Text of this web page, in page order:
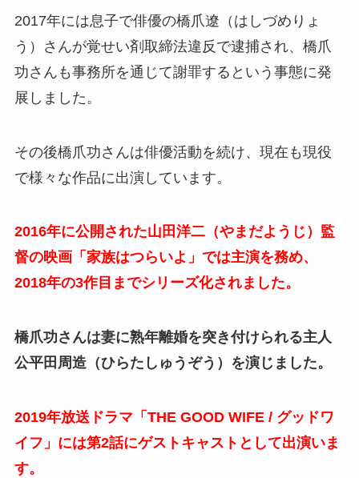
2017年には息子で俳優の橋爪遼（はしづめりょ
う）さんが覚せい剤取締法違反で逮捕され、橋爪
功さんも事務所を通じて謝罪するという事態に発
展しました。
その後橋爪功さんは俳優活動を続け、現在も現役
で様々な作品に出演しています。
2016年に公開された山田洋二（やまだようじ）監
督の映画「家族はつらいよ」では主演を務め、
2018年の3作目までシリーズ化されました。
橋爪功さんは妻に熟年離婚を突き付けられる主人
公平田周造（ひらたしゅうぞう）を演じました。
2019年放送ドラマ「THE GOOD WIFE / グッドワ
イフ」には第2話にゲストキャストとして出演いま
す。